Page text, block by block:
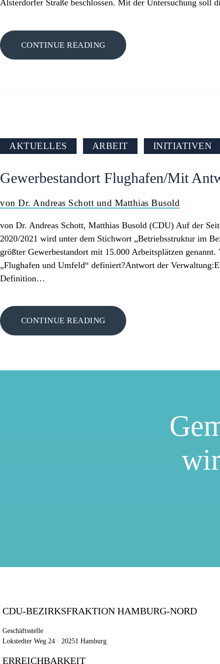
Alsterdorfer Straße beschlossen. Mit der Untersuchung soll
CONTINUE READING
AKTUELLES ARBEIT INITIATIVEN
Gewerbestandort Flughafen/Mit
von Dr. Andreas Schott und Matthias Busold
von Dr. Andreas Schott, Matthias Busold (CDU) Auf der
2020/2021 wird unter dem Stichwort „Betriebsstruktur im
größter Gewerbestandort mit 15.000 Arbeitsplätzen
„Flughafen und Umfeld“ definiert?Antwort der
Definition…
CONTINUE READING
CDU-BEZIRKSFRAKTION HAMBURG-NORD
Geschäftsstelle
Lokstedter Weg 24 · 20251 Hamburg
ERREICHBARKEIT